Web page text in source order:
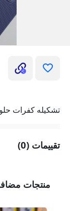
تشكيله كفرات
تقييمات (0)
منتجات